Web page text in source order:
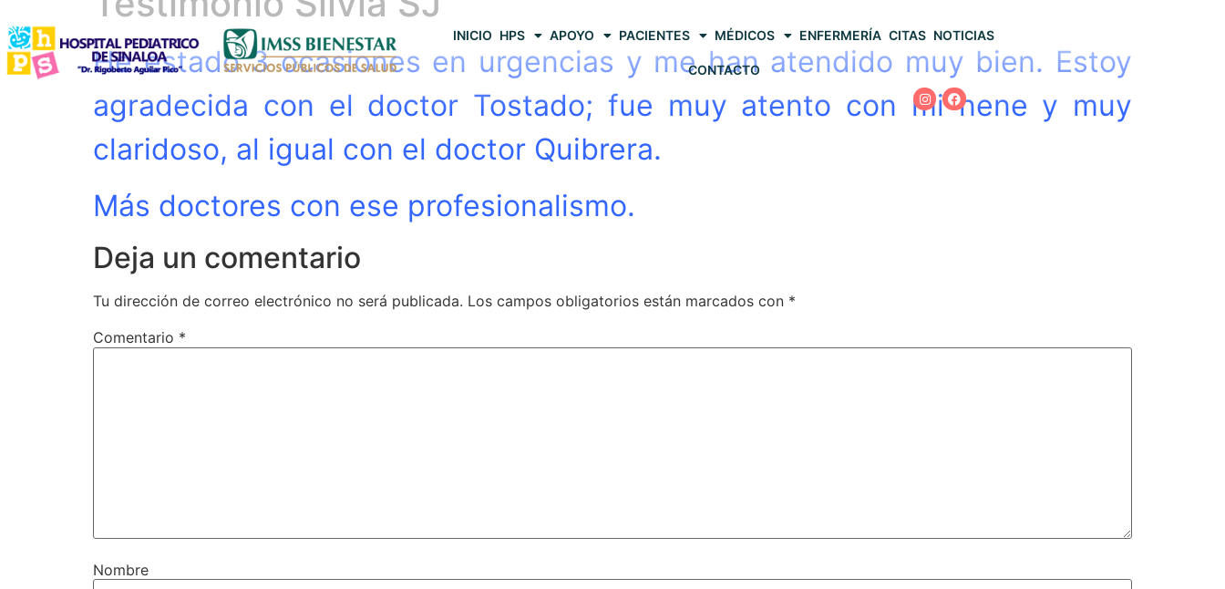
INICIO HPS APOYO PACIENTES MÉDICOS ENFERMERÍA CITAS NOTICIAS
CONTACTO
He estado 3 ocasiones en urgencias y me han atendido muy bien. Estoy
agradecida con el doctor Tostado; fue muy atento con mi nene y muy
claridoso, al igual con el doctor Quibrera.
Más doctores con ese profesionalismo.
Deja un comentario
Tu dirección de correo electrónico no será publicada. Los campos obligatorios están marcados con *
Comentario *
Nombre